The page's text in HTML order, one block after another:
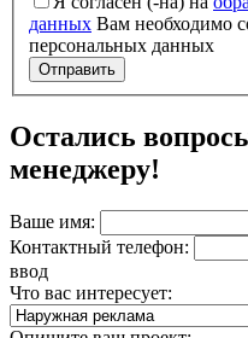
данных Вам необходимо
персональных данных
Отправить
Остались
менеджеру!
Ваше имя:
Контактный телефон:
ввод
Что вас интересует: